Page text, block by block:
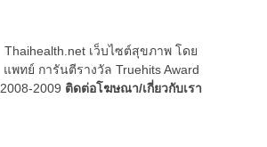
Thaihealth.net เว็บไซต์สุขภาพ โดย
แพทย์ การันตีรางวัล Truehits Award
2008-2009 ติดต่อโฆษณา/เกี่ยวกับเรา